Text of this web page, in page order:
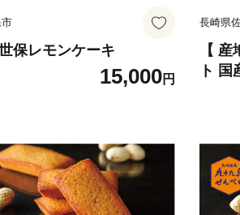
保レモンケーキ
15,000円
長崎県
【
ト
賞